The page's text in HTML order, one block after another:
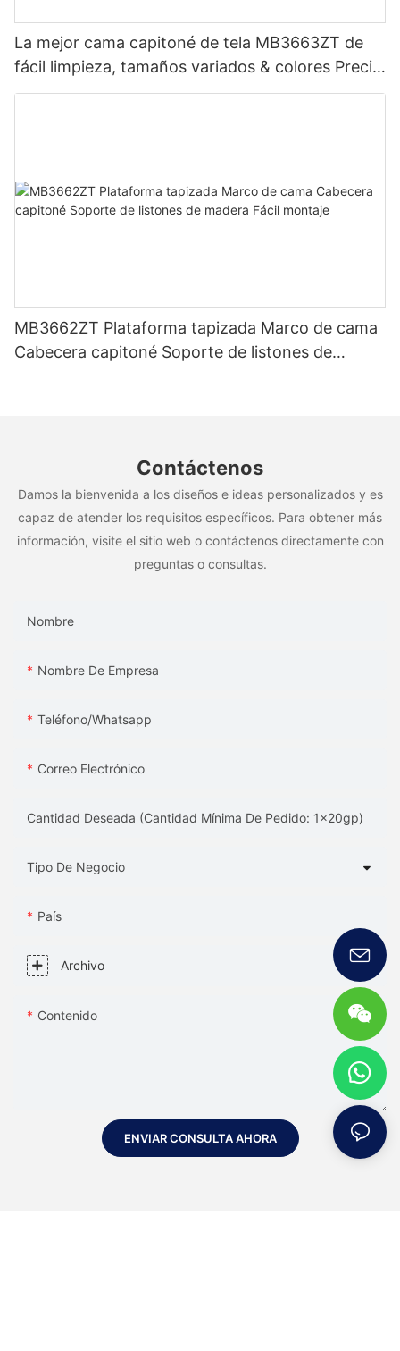
La mejor cama capitoné de tela MB3663ZT de
fácil limpieza, tamaños variados & colores Precio
de fábrica - Muebles JLH
MB3662ZT Plataforma tapizada Marco de cama
Cabecera capitoné Soporte de listones de
Contáctenos
Damos la bienvenida a los diseños e ideas personalizados y es
capaz de atender los requisitos específicos. Para obtener más
información, visite el sitio web o contáctenos directamente con
preguntas o consultas.
Nombre
Nombre De Empresa
Teléfono/whatsapp
Correo Electrónico
Cantidad Deseada (Cantidad Mínima De Pedido: 1x20gp)
Tipo De Negocio
País
Archivo
Contenido
ENVIAR CONSULTA AHORA